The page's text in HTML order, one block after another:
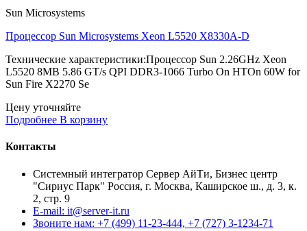
Sun Microsystems
Процессор Sun Microsystems Xeon L5520 X8330A-D
Технические характеристики:Процессор Sun 2.26GHz Xeon
L5520 8MB 5.86 GT/s QPI DDR3-1066 Turbo On HTOn 60W for
Sun Fire X2270 Se
Цену уточняйте
Подробнее В корзину
Контакты
Системный интегратор Сервер АйТи, Бизнес центр
"Сириус Парк" Россия, г. Москва, Каширское ш., д. 3, к.
2, стр. 9
E-mail: it@server-it.ru
Звоните нам: +7 (499) 11-23-444, +7 (727) 3-1234-71